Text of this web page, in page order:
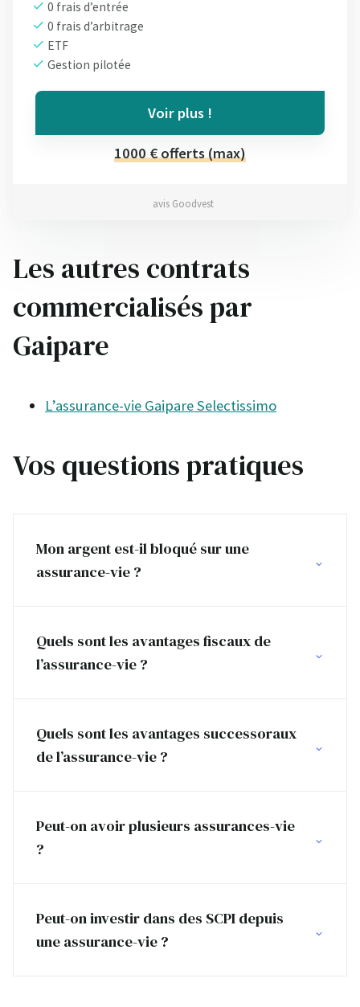
0 frais d’entrée
0 frais d’arbitrage
ETF
Gestion pilotée
Voir plus !
1000 € offerts (max)
avis Goodvest
Les autres contrats
commercialisés par
Gaipare
L’assurance-vie Gaipare Selectissimo
Vos questions pratiques
Mon argent est-il bloqué sur une
assurance-vie ?
Quels sont les avantages fiscaux de
l’assurance-vie ?
Quels sont les avantages successoraux
de l’assurance-vie ?
Peut-on avoir plusieurs assurances-vie
?
Peut-on investir dans des SCPI depuis
une assurance-vie ?